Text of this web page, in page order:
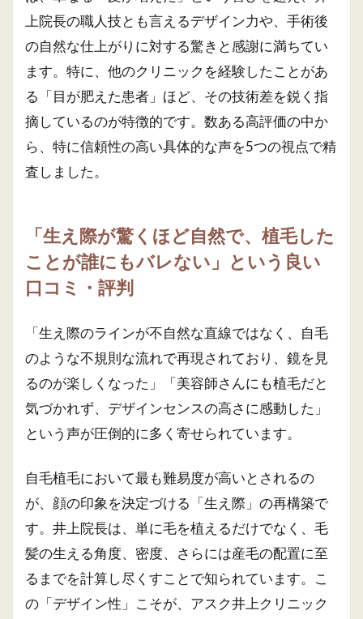
上院長の職人技とも言えるデザイン力や、手術後
の自然な仕上がりに対する驚きと感謝に満ちてい
ます。特に、他のクリニックを経験したことがあ
る「目が肥えた患者」ほど、その技術差を鋭く指
摘しているのが特徴的です。数ある高評価の中か
ら、特に信頼性の高い具体的な声を5つの視点で精
査しました。
「生え際が驚くほど自然で、植毛した
ことが誰にもバレない」という良い
口コミ・評判
「生え際のラインが不自然な直線ではなく、自毛
のような不規則な流れで再現されており、鏡を見
るのが楽しくなった」「美容師さんにも植毛だと
気づかれず、デザインセンスの高さに感動した」
という声が圧倒的に多く寄せられています。
自毛植毛において最も難易度が高いとされるの
が、顔の印象を決定づける「生え際」の再構築で
す。井上院長は、単に毛を植えるだけでなく、毛
髪の生える角度、密度、さらには産毛の配置に至
るまでを計算し尽くすことで知られています。こ
の「デザイン性」こそが、アスク井上クリニック